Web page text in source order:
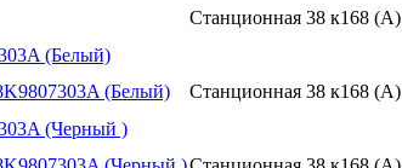
Станционная 38 к168 (A)
(Белый)
(Белый)
Станционная 38 к168 (A)
(Черный )